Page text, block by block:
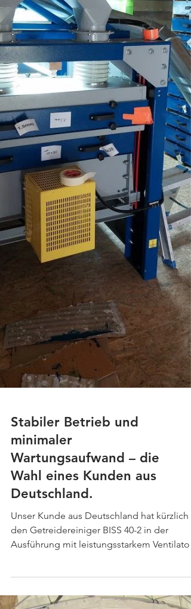
Stabiler Betrieb und
Wartungsaufwand – die
Wahl eines Kunden aus